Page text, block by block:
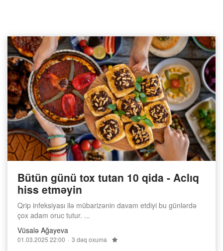
Bütün günü tox tutan 10 qida - Aclıq
hiss etməyin
Qrip infeksiyası ilə mübarizənin davam etdiyi bu günlərdə
çox adam oruc tutur. ...
Vüsalə Ağayeva
01.03.2025 22:00 3 dəq oxuma